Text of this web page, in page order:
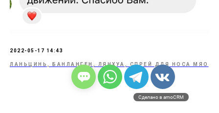
2022-05-17 14:43
ЛАНЬЦИНЬ, БАНЛАНГЕН, ЛЯНХУА, СПРЕЙ ДЛЯ НОСА МЯО
Сделано в amoCRM